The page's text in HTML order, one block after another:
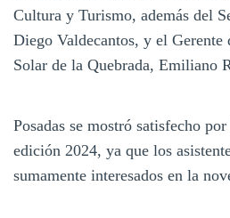
Cultura y Turismo, además del
Diego Valdecantos, y el Gerente
Solar de la Quebrada, Emiliano
Posadas se mostró satisfecho
edición 2024, ya que los
sumamente interesados en la